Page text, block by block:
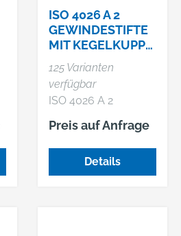
ISO 4026 A 2
GEWINDESTIFTE
MIT KEGELKUPPE
UND
INNENSECHSKAN
T
125 Varianten
verfügbar
ISO 4026 A 2
Gewindestifte mit
Kegelkuppe und
Innensechskant
Preis auf Anfrage
Details